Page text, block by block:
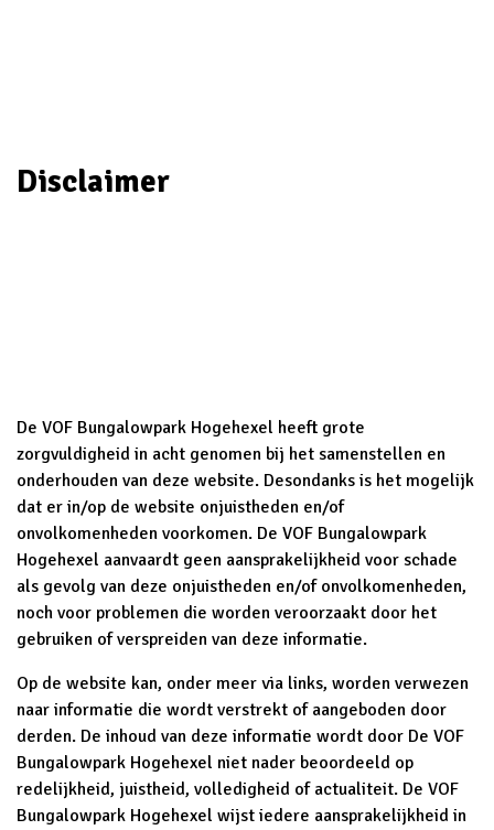
Disclaimer
De VOF Bungalowpark Hogehexel heeft grote
zorgvuldigheid in acht genomen bij het samenstellen en
onderhouden van deze website. Desondanks is het mogelijk
dat er in/op de website onjuistheden en/of
onvolkomenheden voorkomen. De VOF Bungalowpark
Hogehexel aanvaardt geen aansprakelijkheid voor schade
als gevolg van deze onjuistheden en/of onvolkomenheden,
noch voor problemen die worden veroorzaakt door het
gebruiken of verspreiden van deze informatie.
Op de website kan, onder meer via links, worden verwezen
naar informatie die wordt verstrekt of aangeboden door
derden. De inhoud van deze informatie wordt door De VOF
Bungalowpark Hogehexel niet nader beoordeeld op
redelijkheid, juistheid, volledigheid of actualiteit. De VOF
Bungalowpark Hogehexel wijst iedere aansprakelijkheid in